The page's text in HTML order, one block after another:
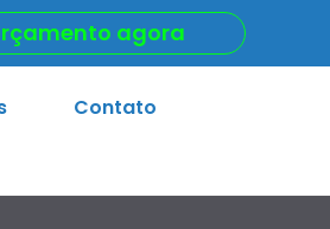
agora
Contato